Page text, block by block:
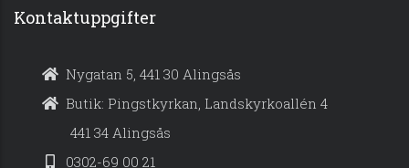
Kontaktuppgifter
Nygatan 5, 441 30 Alingsås
Butik: Pingstkyrkan, Landskyrkoallén 4
441 34 Alingsås
0302-69 00 21